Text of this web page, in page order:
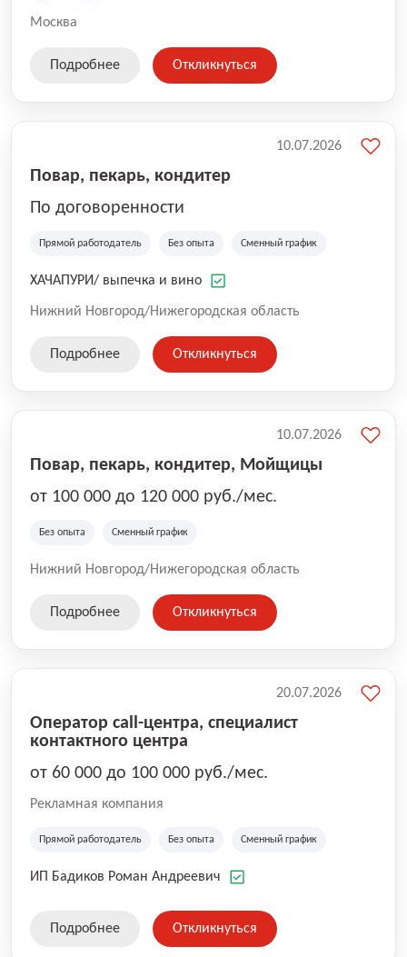
Москва
Подробнее Откликнуться
Повар, пекарь, кондитер
По договоренности
Прямой работодатель Без опыта Сменный график
ХАЧАПУРИ/ выпечка и вино
Нижний Новгород/Нижегородская область
10.07.2026
Подробнее Откликнуться
Повар, пекарь, кондитер, Мойщицы
от 100 000 до 120 000 руб./мес.
Без опыта Сменный график
Нижний Новгород/Нижегородская область
10.07.2026
Подробнее Откликнуться
Оператор call-центра, специалист
контактного центра
от 60 000 до 100 000 руб./мес.
Рекламная компания
Прямой работодатель Без опыта Сменный график
ИП Бадиков Роман Андреевич
20.07.2026
Подробнее Откликнуться